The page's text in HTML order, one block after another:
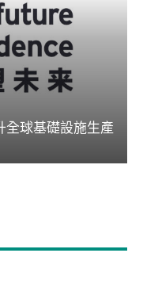
全球基礎設施生產